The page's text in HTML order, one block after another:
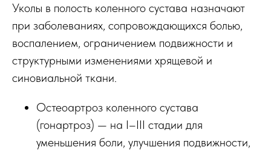
Уколы в полость коленного сустава назначают
при заболеваниях, сопровождающихся болью,
воспалением, ограничением подвижности и
структурными изменениями хрящевой и
синовиальной ткани.
Остеоартроз коленного сустава
(гонартроз) — на I–III стадии для
уменьшения боли, улучшения подвижности,